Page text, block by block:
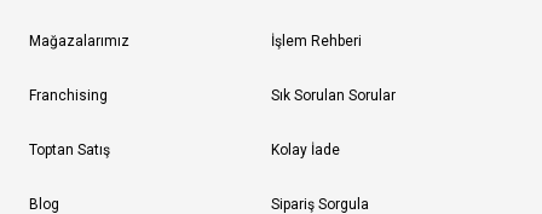
Mağazalarımız
Franchising
Toptan Satış
Blog
İşlem Rehberi
Sık Sorulan Sorular
Kolay İade
Sipariş Sorgula